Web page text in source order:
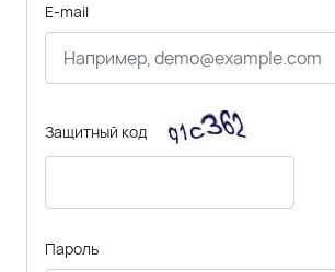
E-mail
Защитный код
Пароль